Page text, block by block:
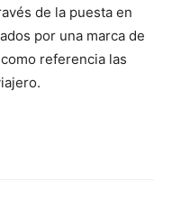
de la puesta en
por una marca de
referencia las